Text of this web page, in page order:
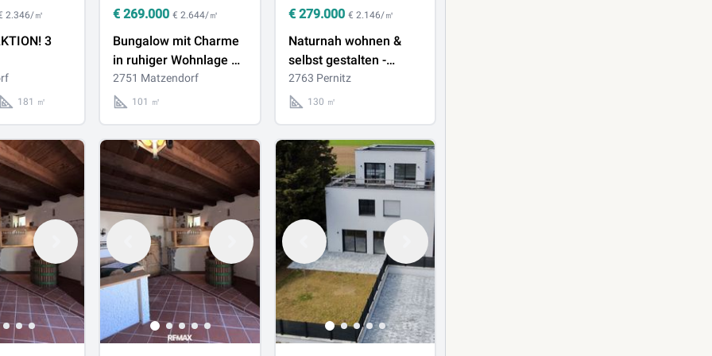
2.346/㎡
3
Haus
verkaufen!
181 ㎡
€269.000 € 2.644/㎡
Bungalow mit Charme
in ruhiger Wohnlage –
Ihr neues Zuhause in
Matzendorf
2751 Matzendorf
101 ㎡
€ 279.000 € 2.146/㎡
Naturnah wohnen &
selbst gestalten -
Sanierungsbedürftiges
Einfamilienhaus nahe
2763 Pernitz
130 ㎡